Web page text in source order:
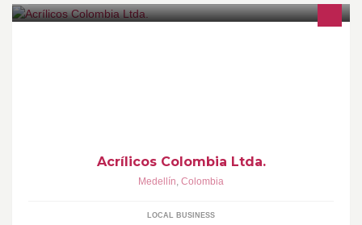
Acrílicos Colombia Ltda.
Medellín, Colombia
LOCAL BUSINESS